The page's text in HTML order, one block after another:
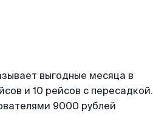
выгодные месяца в
и 10 рейсов с пересадкой.
9000 рублей